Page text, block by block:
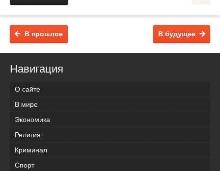
В будущее
В прошлое
Навигация
О сайте
В мире
Экономика
Религия
Криминал
Спорт